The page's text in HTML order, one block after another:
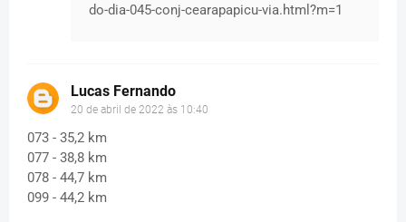
do-dia-045-conj-cearapapicu-via.html?m=1
Lucas Fernando
20 de abril de 2022 às 10:40
073 - 35,2 km
077 - 38,8 km
078 - 44,7 km
099 - 44,2 km